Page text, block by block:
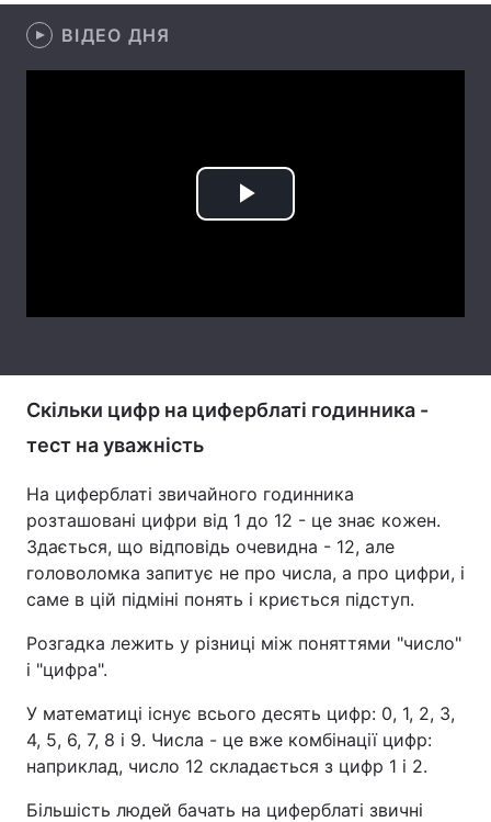
Здоров'я
Контакти
Послуги
Тема оформлення
ВІДЕО ДНЯ
Play
Скільки цифр на циферблаті годинника -
тест на уважність
На циферблаті звичайного годинника
розташовані цифри від 1 до 12 - це знає кожен.
Здається, що відповідь очевидна - 12, але
головоломка запитує не про числа, а про цифри, і
саме в цій підміні понять і криється підступ.
Розгадка лежить у різниці між поняттями "число"
і "цифра".
У математиці існує всього десять цифр: 0, 1, 2, 3,
4, 5, 6, 7, 8 і 9. Числа - це вже комбінації цифр:
наприклад, число 12 складається з цифр 1 і 2.
Більшість людей бачать на циферблаті звичні